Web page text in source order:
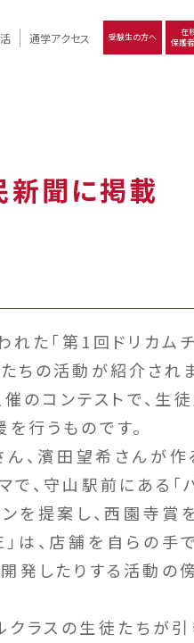
通学アクセス 受験生の方へ
在
保護
聞に掲載
た「第1回ドリカム
ちの活動が紹介され
催のコンテストで、生
行うものです。
、濱田望希さんが作
で、守山駅前にある「
を提案し、西園寺賞
は、店舗を自らの手
発したりする活動の
クラスの生徒たちが